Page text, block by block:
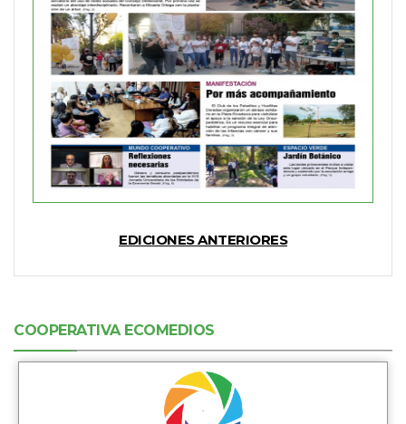
EDICIONES ANTERIORES
COOPERATIVA ECOMEDIOS